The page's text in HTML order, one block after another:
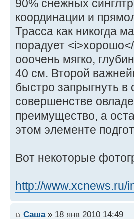
90% снежных
координации и
Трасса как никогда
порадует
ооочень мягко,
40 см. Второй
быстро запрыгнуть
совершенстве
преимущество, а
этом элементе
Вот некоторые
http://www.xcnews.ru/
Саша» 18 янв 2010 14:49